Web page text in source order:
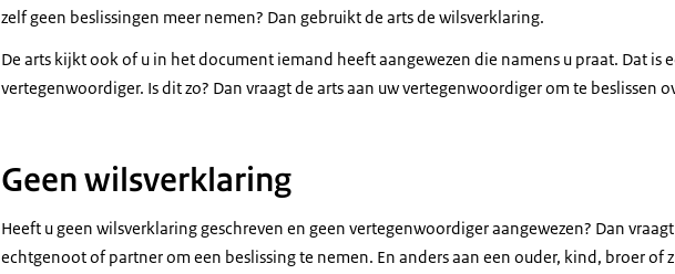
zelf geen beslissingen meer nemen? Dan gebruikt de arts de wilsverklaring.
De arts kijkt ook of u in het document iemand heeft aangewezen die namens u praat. Dat is
vertegenwoordiger. Is dit zo? Dan vraagt de arts aan uw vertegenwoordiger om te beslissen
Geen wilsverklaring
Heeft u geen wilsverklaring geschreven en geen vertegenwoordiger aangewezen? Dan
echtgenoot of partner om een beslissing te nemen. En anders aan een ouder, kind, broer of